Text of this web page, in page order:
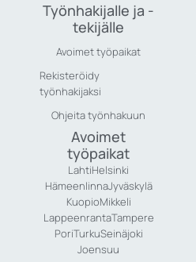
Työnhakijalle ja -
tekijälle
Avoimet työpaikat
Rekisteröidy
työnhakijaksi
Ohjeita työnhakuun
Avoimet
työpaikat
LahtiHelsinki
HämeenlinnaJyväskylä
KuopioMikkeli
LappeenrantaTampere
PoriTurkuSeinäjoki
Joensuu